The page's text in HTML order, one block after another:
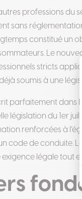
professions du
sans
constitué un
Le
stricts
soumis à une
parfaitement dans
législation du 1er
renforcées à
code de conduite.
légale tout